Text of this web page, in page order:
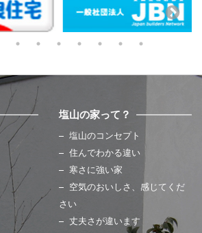
塩山の家って？
塩山のコンセプト
住んでわかる違い
寒さに強い家
空気のおいしさ、感じてくだ
さい
丈夫さが違います